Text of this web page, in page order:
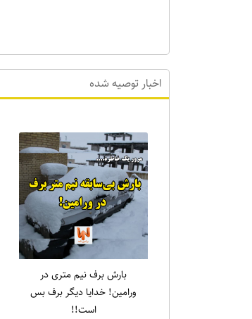
اخبار توصیه شده
بارش برف نیم متری در
ورامین! خدایا دیگر برف بس
است!!